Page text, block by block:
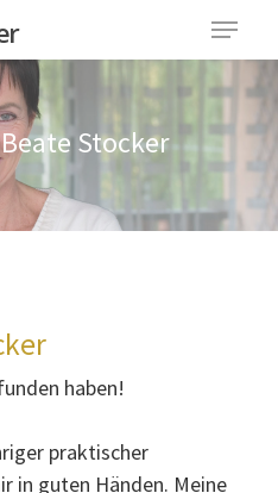
to close
Beate Stocker
haben!
praktischer
in guten Händen. Meine